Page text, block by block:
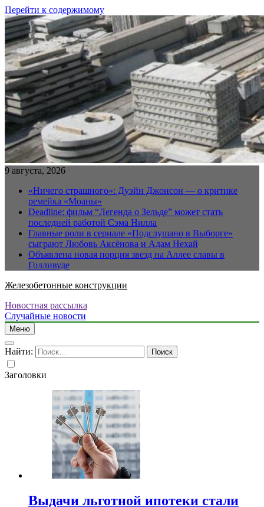
Перейти к содержимому
9 августа, 2026
«Ничего страшного»: Дуэйн Джонсон — о критике
ремейка «Моаны»
Deadline: фильм “Легенда о Зельде” может стать
последней работой Сэма Нилла
Главные роли в сериале «Подслушано в Выборге»
сыграют Любовь Аксёнова и Адам Нехай
Объявлена новая порция звезд на Аллее славы в
Голливуде
Железобетонные конструкции
Новостная рассылка
Случайные новости
Меню
Найти:
Заголовки
Выдачи льготной ипотеки стали